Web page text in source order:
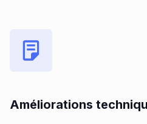
Améliorations